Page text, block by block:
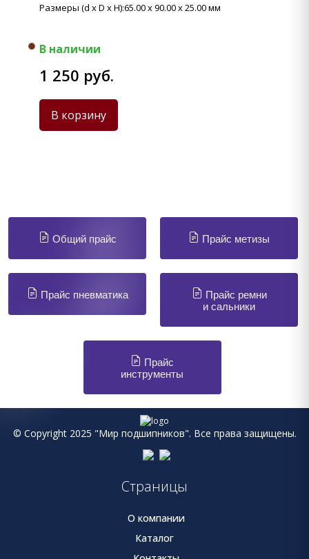
Общий прайс Прайс метизы
Прайс пневматика
Прайс ремни
и сальники
Прайс
инструменты
Размеры (d x D x H):65.00 x 90.00 x 25.00 мм
1 250 руб.
В наличии
В корзину
© Copyright 2025 "Мир подшипников". Все права защищены.
Страницы
О компании
Каталог